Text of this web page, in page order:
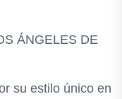
ÁNGELES DE
su estilo único en